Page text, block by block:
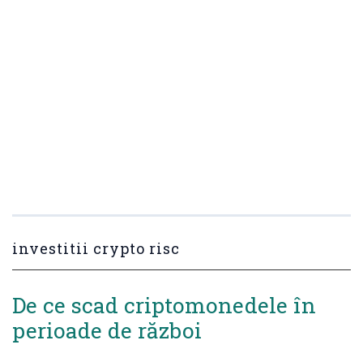
investitii crypto risc
De ce scad criptomonedele în
perioade de război